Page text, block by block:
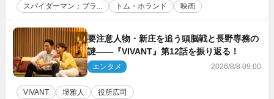
スパイダーマン：ブラ... トム・ホランド 映画
要注意人物・新庄を追う頭脳戦と長野専務の
謎――『VIVANT』第12話を振り返る！
エンタメ 2026/8/8 09:00
VIVANT 堺雅人 役所広司